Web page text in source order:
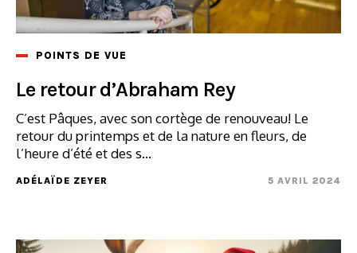
POINTS DE VUE
Le retour d’Abraham Rey
C’est Pâques, avec son cortège de renouveau! Le
retour du printemps et de la nature en fleurs, de
l’heure d’été et des s...
ADÉLAÏDE ZEYER 5 AVRIL 2024